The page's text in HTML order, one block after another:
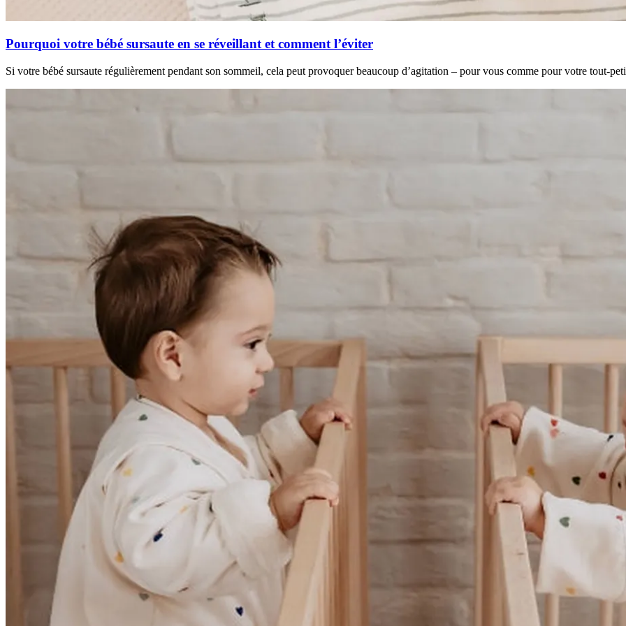
Pourquoi votre bébé sursaute en se réveillant et comment l’éviter
Si votre bébé sursaute régulièrement pendant son sommeil, cela peut provoquer beaucoup d’agitation – pour vous comme pour votre tout-